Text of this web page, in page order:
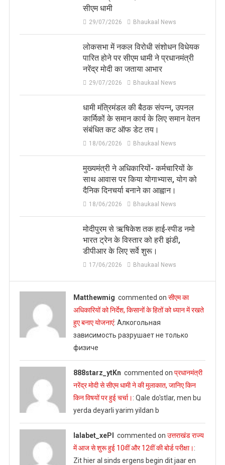
सीएम धामी
29/07/2026 Bhaukaal News
लोकसभा में नकल विरोधी संशोधन विधेयक
पारित होने पर सीएम धामी ने प्रधानमंत्री
नरेंद्र मोदी का जताया आभार
29/07/2026 Bhaukaal News
धामी मंत्रिमंडल की बैठक संपन्न, उपनल
कार्मिकों के समान कार्य के लिए समान वेतन
संबंधित कट ऑफ डेट तय।
18/06/2026 Bhaukaal News
मुख्यमंत्री ने अधिकारियों- कर्मचारियों के
साथ आवास पर किया योगाभ्यास, योग को
दैनिक दिनचर्या बनाने का आह्वान।
18/06/2026 Bhaukaal News
मोदीपुरम से ऋषिकेश तक हाई‑स्पीड नमो
भारत ट्रेन के विस्तार को हरी झंडी,
डीपीआर के लिए सर्वे शुरू।
17/06/2026 Bhaukaal News
Matthewmig commented onसीएम का
अधिकारियों को निर्देश, किसानों के हितों को ध्यान में रखते
हुए बनाए योजनाएं: Алкогольная
зависимость разрушает не только
физиче
888starz_ytKn commented onप्रधानमंत्री
नरेंद्र मोदी से सीएम धामी ने की मुलाकात, जानिए किन
किन विषयों पर हुई चर्चा।: Qale do'stlar, men bu
yerda deyarli yarim yildan b
lalabet_xePl commented onउत्तराखंड राज्य
में आज से शुरू हुई 10वीं और 12वीं की बोर्ड परीक्षा।:
Zit hier al sinds ergens begin dit jaar en